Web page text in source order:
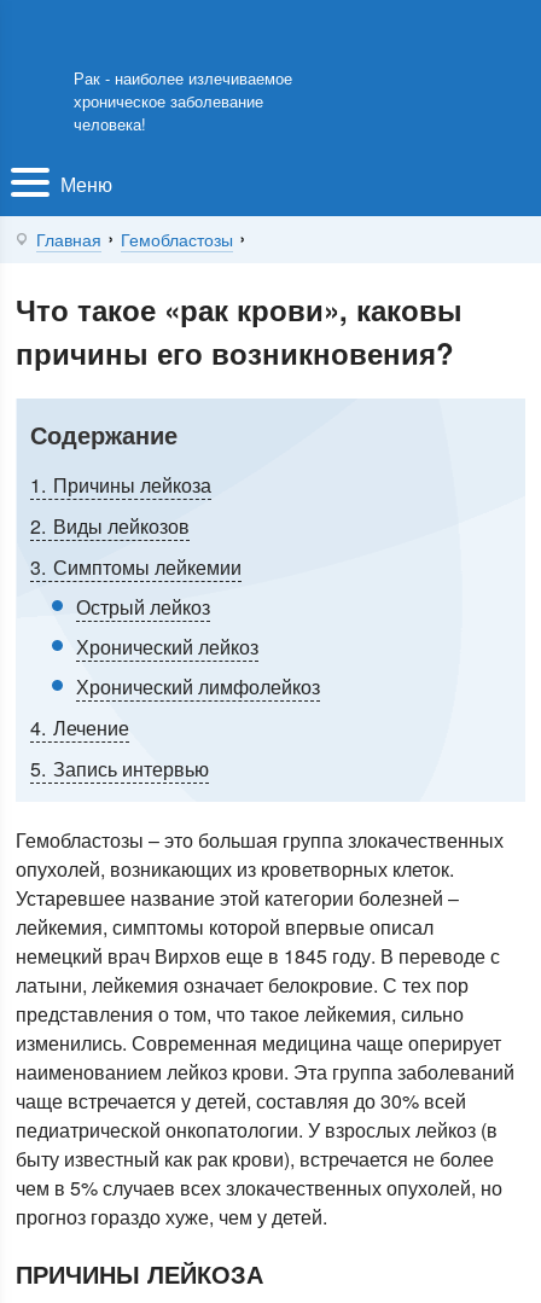
Рак - наиболее излечиваемое
хроническое заболевание
человека!
Меню
Главная Гемобластозы
Что такое «рак крови», каковы
причины его возникновения?
Содержание
1
Причины лейкоза
2 Виды лейкозов
3 Симптомы лейкемии
Острый лейкоз
Хронический лейкоз
Хронический лимфолейкоз
4 Лечение
5 Запись интервью
Гемобластозы – это большая группа злокачественных
опухолей, возникающих из кроветворных клеток.
Устаревшее название этой категории болезней –
лейкемия, симптомы которой впервые описал
немецкий врач Вирхов еще в 1845 году. В переводе с
латыни, лейкемия означает белокровие. С тех пор
представления о том, что такое лейкемия, сильно
изменились. Современная медицина чаще оперирует
наименованием лейкоз крови. Эта группа заболеваний
чаще встречается у детей, составляя до 30% всей
педиатрической онкопатологии. У взрослых лейкоз (в
быту известный как рак крови), встречается не более
чем в 5% случаев всех злокачественных опухолей, но
прогноз гораздо хуже, чем у детей.
ПРИЧИНЫ ЛЕЙКОЗА